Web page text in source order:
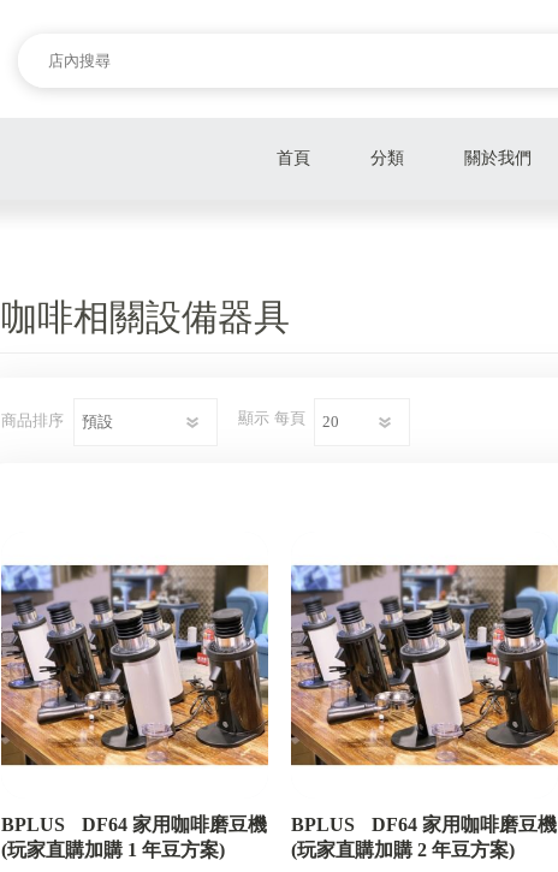
首頁 分類 關於我們
咖啡相關設備器具
商品排序 顯示 每頁
BPLUS DF64 家用咖啡磨豆機
(玩家直購加購 1 年豆方案)
BPLUS DF64 家用咖啡磨豆機
(玩家直購加購 2 年豆方案)